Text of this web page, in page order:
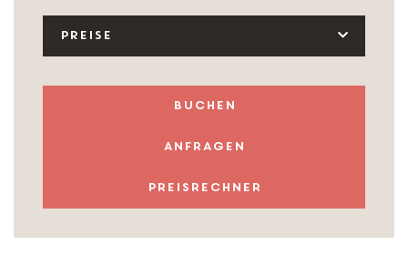
PREISE
buchen
anfragen
Preisrechner